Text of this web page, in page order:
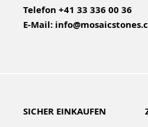
Telefon +41 33 336 00 36
E-Mail:
SICHER EINKAUFEN